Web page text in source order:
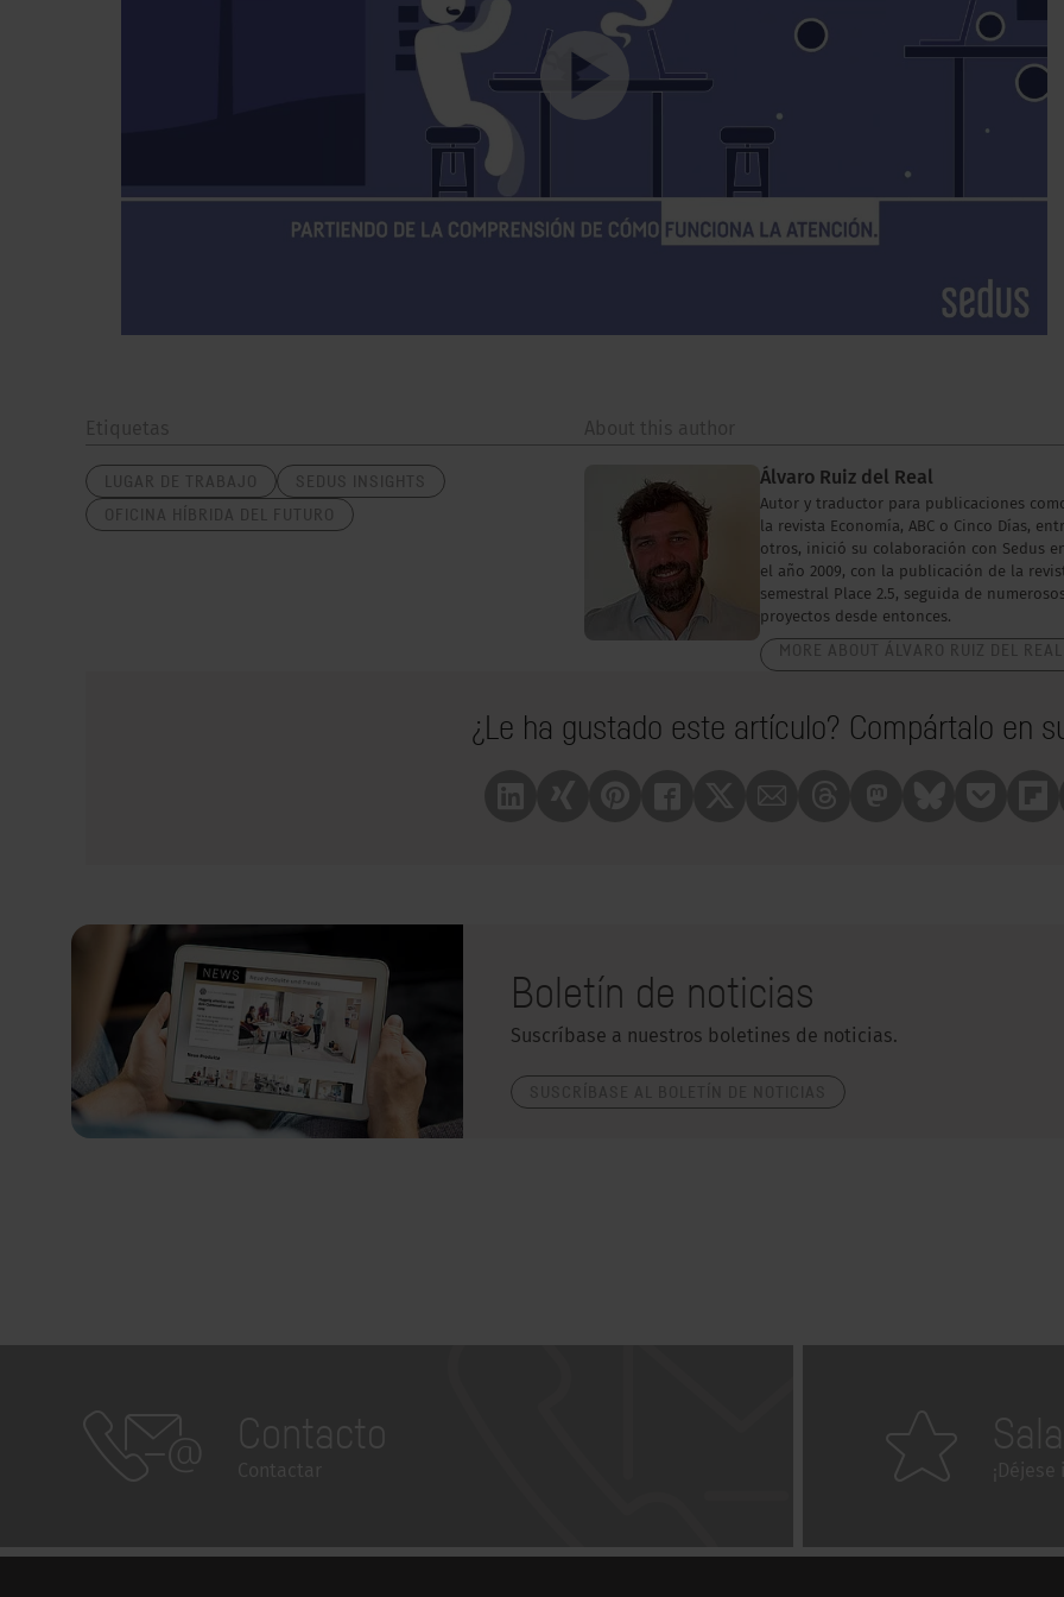
Álvaro Ruiz del Real
Autor y traductor para publicaciones
la revista Economía, ABC o Cinco Días,
otros, inició su colaboración con Sedus
el año 2009, con la publicación de la
semestral Place 2.5, seguida de
proyectos desde entonces.
¿Le ha gustado este artículo? Compártalo en
Boletín de noticias
Suscríbase a nuestros boletines de noticias.